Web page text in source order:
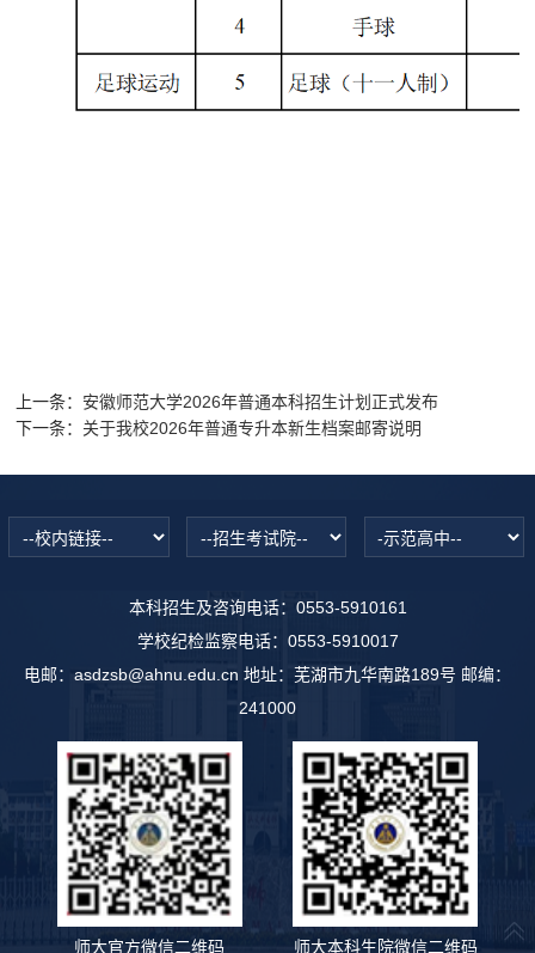
上一条： 安徽师范大学2026年普通本科招生计划正式发布
下一条： 关于我校2026年普通专升本新生档案邮寄说明
本科招生及咨询电话：0553-5910161
学校纪检监察电话：0553-5910017
电邮：asdzsb@ahnu.edu.cn 地址：芜湖市九华南路189号 邮编：
241000
师大官方微信二维码 师大本科生院微信二维码